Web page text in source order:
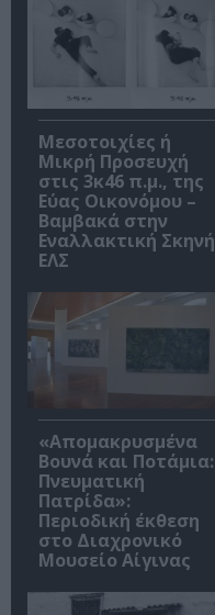
Μεσοτοιχίες ή
Μικρή Προσευχή
στις 3κ46 π.μ., της
Εύας Οικονόμου –
Βαμβακά στην
Εναλλακτική Σκηνή
ΕΛΣ
«Απομακρυσμένα
Βουνά και Ποτάμια:
Πνευματική
Πατρίδα»:
Περιοδική έκθεση
στο Διαχρονικό
Μουσείο Αίγινας